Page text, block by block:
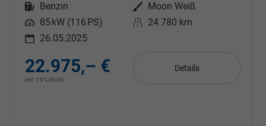
Kraftstoff
Benzin Außenfarbe
Moon Weiß
Leistung 85 kW (116 PS) Kilometerstand 24.780 km
26.05.2025
22.975,– €
incl. 19% MwSt.
Details